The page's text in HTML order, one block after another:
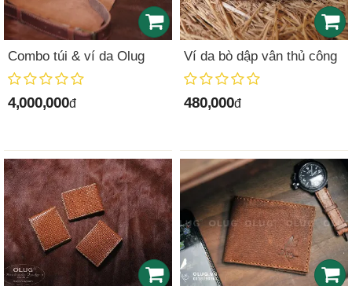
Combo túi & ví da Olug
4,000,000đ
Ví da bò dập vân thủ công
480,000đ